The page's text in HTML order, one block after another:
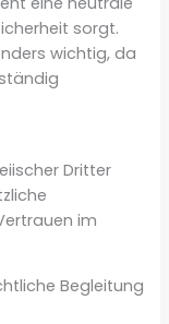
sorgt.
wichtig, da
Dritter
im
Begleitung